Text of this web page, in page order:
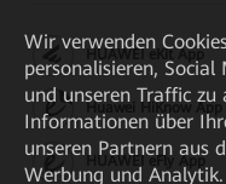
HUAWEI eKit App
Huawei HiKnow App
HUAWEI eFly App
Wir verwenden
personalisieren,
und unseren Traffic
Informationen über
unseren Partnern aus
Werbung und Analytik.